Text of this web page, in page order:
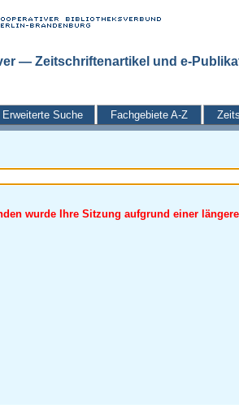
— Zeitschriftenartikel und e-
Erweiterte Suche Fachgebiete A-Z
wurde Ihre Sitzung aufgrund einer